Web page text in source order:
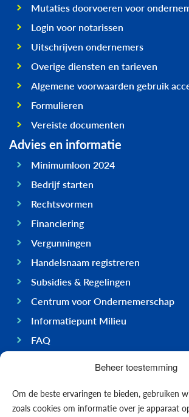
Beheer toestemming
Om de beste ervaringen te bieden, gebruiken
zoals cookies om informatie over je apparaat
Mutaties doorvoeren voor
Login voor notarissen
Uitschrijven ondernemers
Overige diensten en tarieven
Algemene voorwaarden gebruik
Formulieren
Vereiste documenten
Advies en informatie
Minimumloon 2024
Bedrijf starten
Rechtsvormen
Financiering
Vergunningen
Handelsnaam registreren
Subsidies & Regelingen
Centrum voor Ondernemerschap
Informatiepunt Milieu
FAQ
Ondernemen op Bonaire
Economie